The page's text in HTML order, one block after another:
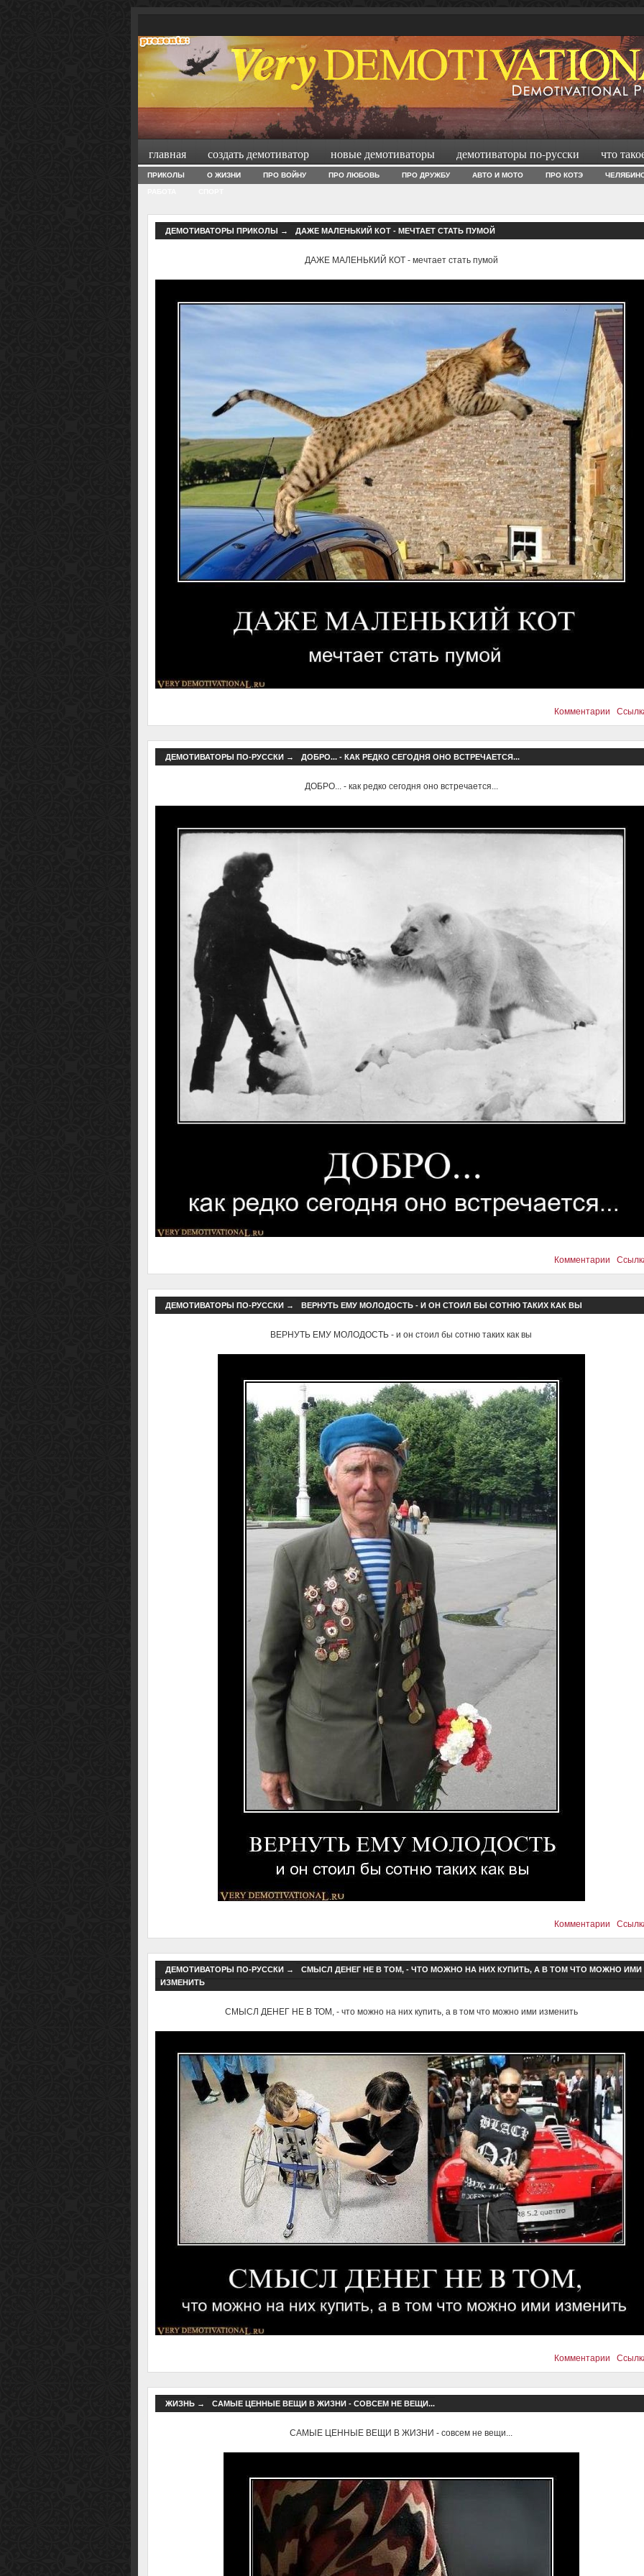
главная создать демотиватор новые демотиваторы демотиваторы по-русски что
ПРИКОЛЫ О ЖИЗНИ ПРО ВОЙНУ ПРО ЛЮБОВЬ ПРО ДРУЖБУ АВТО И МОТО ПРО КОТЭ
ДЕМОТИВАТОРЫ ПРИКОЛЫ → ДАЖЕ МАЛЕНЬКИЙ КОТ - МЕЧТАЕТ СТАТЬ ПУМОЙ
ДАЖЕ МАЛЕНЬКИЙ КОТ - мечтает стать пумой
Комментарии
ДЕМОТИВАТОРЫ ПО-РУССКИ→ ДОБРО... - КАК РЕДКО СЕГОДНЯ ОНО ВСТРЕЧАЕТСЯ...
ДОБРО... - как редко сегодня оно встречается...
Комментарии
ДЕМОТИВАТОРЫ ПО-РУССКИ→ ВЕРНУТЬ ЕМУ МОЛОДОСТЬ - И ОН СТОИЛ БЫ СОТНЮ ТАКИХ КАК ВЫ
ВЕРНУТЬ ЕМУ МОЛОДОСТЬ - и он стоил бы сотню таких как вы
Комментарии
ДЕМОТИВАТОРЫ ПО-РУССКИ→
СМЫСЛ ДЕНЕГ НЕ В ТОМ, - ЧТО МОЖНО НА НИХ КУПИТЬ, А В ТОМ ЧТО МОЖНО ИМИ
ИЗМЕНИТЬ
СМЫСЛ ДЕНЕГ НЕ В ТОМ, - что можно на них купить, а в том что можно ими изменить
Комментарии
ЖИЗНЬ→ САМЫЕ ЦЕННЫЕ ВЕЩИ В ЖИЗНИ - СОВСЕМ НЕ ВЕЩИ...
САМЫЕ ЦЕННЫЕ ВЕЩИ В ЖИЗНИ - совсем не вещи...